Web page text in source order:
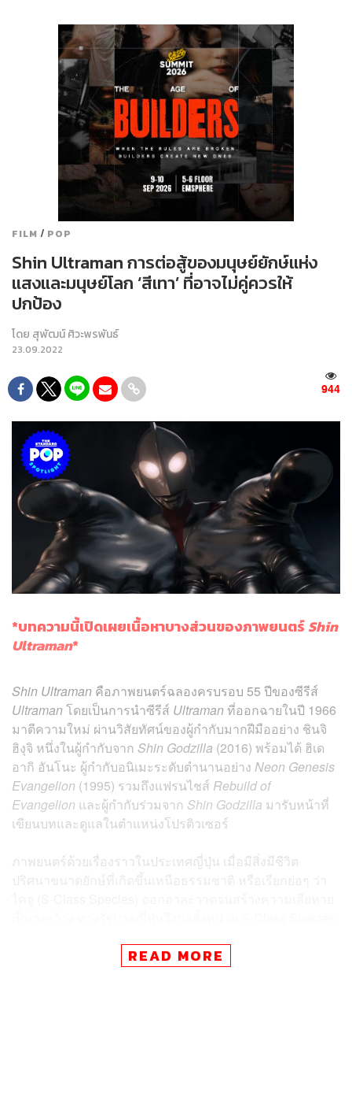
FILM / POP
Shin Ultraman การต่อสู้ของมนุษย์ยักษ์แห่ง
แสงและมนุษย์โลก ‘สีเทา’ ที่อาจไม่คู่ควรให้
ปกป้อง
โดย สุพัฒน์ ศิวะพรพันธ์
23.09.2022
944
*บทความนี้เปิดเผยเนื้อหาบางส่วนของภาพยนตร์Shin
Ultraman*
Shin Ultraman คือภาพยนตร์ฉลองครบรอบ 55 ปีของซีรีส์
Ultramanโดยเป็นการนำซีรีส์ Ultramanที่ออกฉายในปี 1966
มาตีความใหม่ ผ่านวิสัยทัศน์ของผู้กำกับมากฝีมืออย่าง ชินจิ
ฮิงุจิ หนึ่งในผู้กำกับจาก Shin Godzilla (2016) พร้อมได้ ฮิเด
อากิ อันโนะ ผู้กำกับอนิเมะระดับตำนานอย่าง Neon Genesis
Evangelion (1995) รวมถึงแฟรนไชส์ Rebuild of
Evangelion และผู้กำกับร่วมจาก Shin Godzilla มารับหน้าที่
เขียนบทและดูแลในตำแหน่งโปรดิวเซอร์
ภาพยนตร์ด้วยเรื่องราวในประเทศญี่ปุ่น เมื่อมีสิ่งมีชีวิต
ปรามไคจู เพื่อต่อกรกับวิกฤตที่เกิดขึ้น แต่แล้วเหตุการณ์ไม่
READ MORE